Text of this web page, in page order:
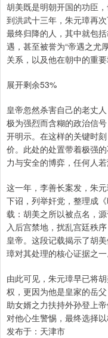
胡美既是明朝开国的功臣，
到洪武十三年，朱元璋再
最终归降的人，其中就包
遇，甚至被誉为“帝遇之尤
关系，以及他在朝中的重要
展开剩余53%
皇帝忽然杀害自己的老丈
极为强烈而含糊的政治信
开明示。在这样的关键时
价。此处的处置带着极强
力与安全的博弈，任何人若
这一年，李善长案发，朱
下诏，列举奸党，整理成
载：胡美之所以被点名，
入后宫禁地，扰乱宫廷秩
皇帝。这段记载揭示了胡
璋对其处理的核心证据之一
由此可见，朱元璋早已将
权，更因为他是皇家的岳
助女婿之力扶持外孙登上
对他心生警惕，最终选择
发布于：天津市